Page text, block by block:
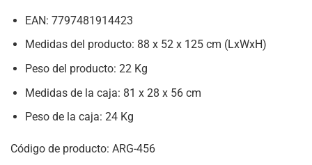
EAN: 7797481914423
Medidas del producto: 88 x 52 x 125 cm (LxWxH)
Peso del producto: 22 Kg
Medidas de la caja: 81 x 28 x 56 cm
Peso de la caja: 24 Kg
Código de producto: ARG-456